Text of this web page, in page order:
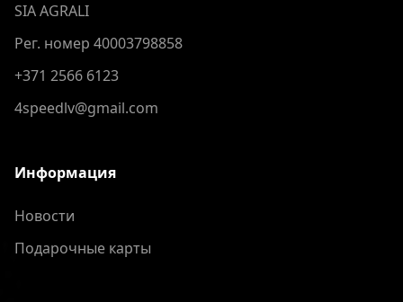
SIA AGRALI
Рег. номер 40003798858
+371 2566 6123
4speedlv@gmail.com
Информация
Новости
Подарочные карты